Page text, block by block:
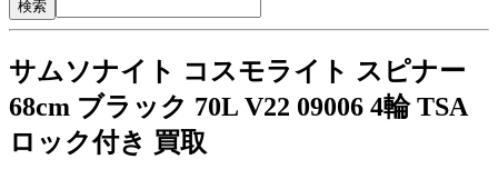
サムソナイト コスモライト スピナー
68cm ブラック 70L V22 09006 4輪 TSA
ロック付き 買取